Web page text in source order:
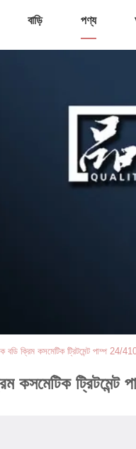
বাড়ি পণ্য
ক্রিম কসমেটিক ট্রিটমেন্ট পাম্প 24/
কসমেটিক ট্রিটমেন্ট